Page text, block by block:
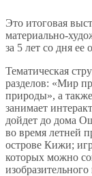
Это итоговая
материально-
за 5 лет со дня ее
Тематическая
разделов: «Мир
природы», а
занимает
дойдет до дома
во время летней
острове Кижи;
которых можно
изобразительного